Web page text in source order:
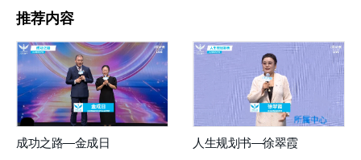
推荐内容
成功之路—金成日 人生规划书—徐翠霞